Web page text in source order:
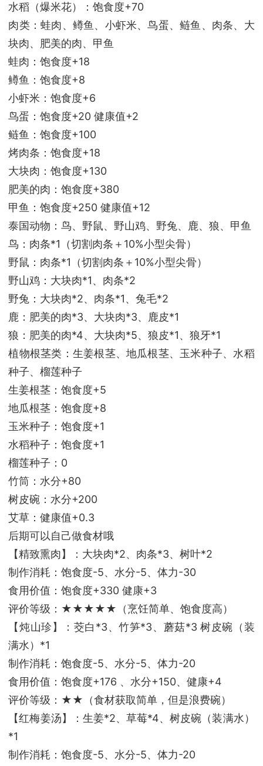
水稻（爆米花）：饱食度+70
肉类：蛙肉、鳟鱼、小虾米、鸟蛋、鲢鱼、肉条、大
块肉、肥美的肉、甲鱼
蛙肉：饱食度+18
鳟鱼：饱食度+8
小虾米：饱食度+6
鸟蛋：饱食度+20 健康值+2
鲢鱼：饱食度+100
烤肉条：饱食度+18
大块肉：饱食度+130
肥美的肉：饱食度+380
甲鱼：饱食度+250 健康值+12
泰国动物：鸟、野鼠、野山鸡、野兔、鹿、狼、甲鱼
鸟：肉条*1（切割肉条＋10%小型尖骨）
野鼠：肉条*1（切割肉条＋10%小型尖骨）
野山鸡：大块肉*1、肉条*2
野兔：大块肉*2、肉条*1、兔毛*2
鹿：肥美的肉*3、大块肉*3、鹿皮*1
狼：肥美的肉*4、大块肉*5、狼皮*1、狼牙*1
植物根茎类：生姜根茎、地瓜根茎、玉米种子、水稻
种子、榴莲种子
生姜根茎：饱食度+5
地瓜根茎：饱食度+8
玉米种子：饱食度+1
水稻种子：饱食度+1
榴莲种子：0
竹筒：水分+80
树皮碗：水分+200
艾草：健康值+0.3
后期可以自己做食材哦
【精致熏肉】：大块肉*2、肉条*3、树叶*2
制作消耗：饱食度-5、水分-5、体力-30
食用价值：饱食度+330 健康+3
评价等级：★★★★★（烹饪简单、饱食度高）
【炖山珍】：茭白*3、竹笋*3、蘑菇*3 树皮碗（装
满水）*1
制作消耗：饱食度-5、水分-5、体力-20
食用价值：饱食度+176 、水分+150、健康+4
评价等级：★★（食材获取简单，但是浪费碗）
【红梅姜汤】：生姜*2、草莓*4、树皮碗（装满水）
*1
制作消耗：饱食度-5、水分-5、体力-20